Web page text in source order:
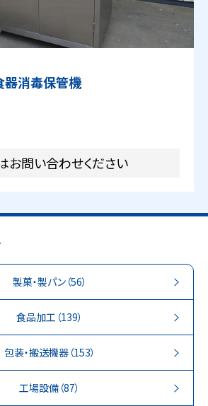
器消毒保管機
お問い合わせください
製菓・製パン（56）
食品加工 （139）
包装・搬送機器（153）
工場設備 （87）